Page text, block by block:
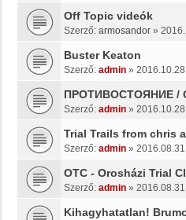
Off Topic videók
Szerző: armosandor »
Buster Keaton
Szerző: admin »
ПРОТИВОСТОЯНИЕ /
Szerző: admin »
Trial Trails from chris
Szerző: admin »
OTC - Orosházi Trial
Szerző: admin »
Kihagyhatatlan!